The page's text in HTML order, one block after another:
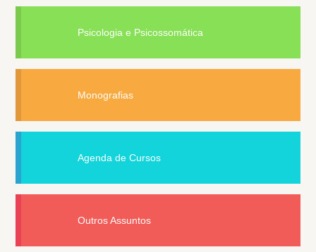
Psicologia e Psicossomática
Monografias
Agenda de Cursos
Outros Assuntos